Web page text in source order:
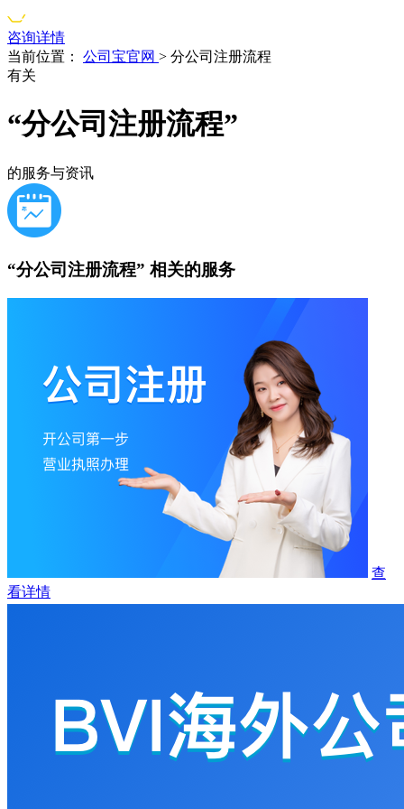
咨询详情
当前位置：
公司宝官网 > 分公司注册流程
有关
“分公司注册流程”
的服务与资讯
“分公司注册流程” 相关的服务
查
看详情